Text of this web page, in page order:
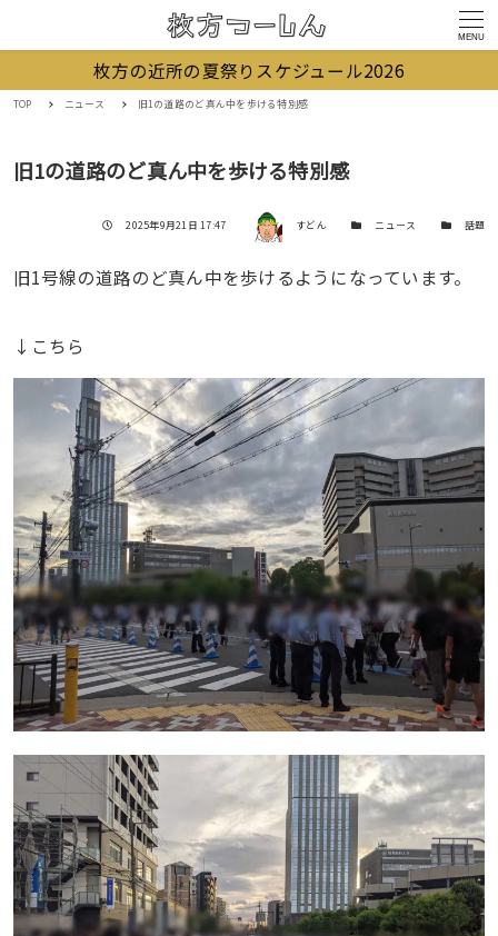
MENU
枚方の近所の夏祭りスケジュール2026
TOP ニュース 旧1の道路のど真ん中を歩ける特別感
旧1の道路のど真ん中を歩ける特別感
投稿日
2025年9月21日 17:47 著者 すどん カテゴリー
ニュース カテゴリー
話題
旧1号線の道路のど真ん中を歩けるようになっています。
↓こちら